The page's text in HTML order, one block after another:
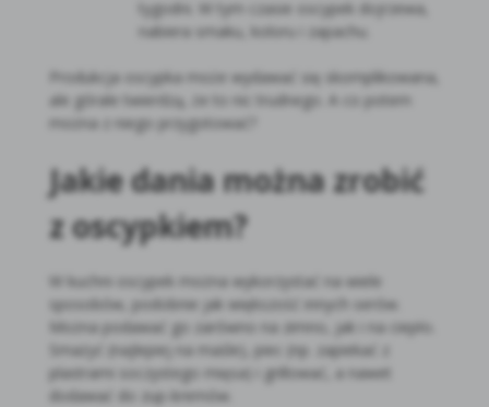
tygodni. W tym czasie oscypek dojrzewa,
nabiera smaku, koloru i zapachu.
Produkcja oscypka może wydawać się skomplikowana,
ale górale twierdzą, że to nic trudnego. A co potem
można z niego przygotować?
Jakie dania można zrobić
z oscypkiem?
W kuchni oscypek można wykorzystać na wiele
sposobów, podobnie jak większość innych serów.
Można podawać go zarówno na zimno, jak i na ciepło.
Smażyć (najlepiej na maśle), piec (np. zapiekać z
plastrami soczystego mięsa) i grillować, a nawet
dodawać do zup-kremów.